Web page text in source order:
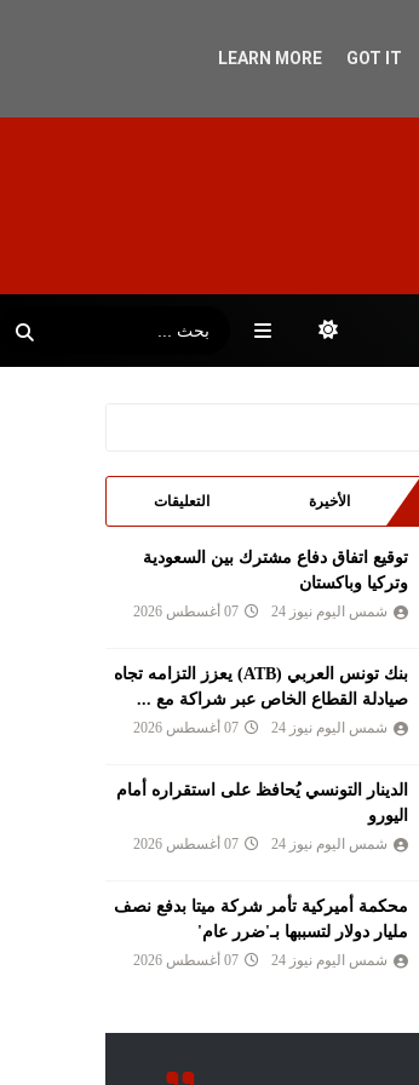
الأخيرة التعليقات
توقيع اتفاق دفاع مشترك بين السعودية
وتركيا وباكستان
شمس اليوم نيوز 24 07 أغسطس 2026
بنك تونس العربي (ATB) يعزز التزامه تجاه
صيادلة القطاع الخاص عبر شراكة مع ...
شمس اليوم نيوز 24 07 أغسطس 2026
الدينار التونسي يُحافظ على استقراره أمام
اليورو
شمس اليوم نيوز 24 07 أغسطس 2026
محكمة أميركية تأمر شركة ميتا بدفع نصف
مليار دولار لتسببها بـ'ضرر عام'
شمس اليوم نيوز 24 07 أغسطس 2026
LEARN MORE GOT IT